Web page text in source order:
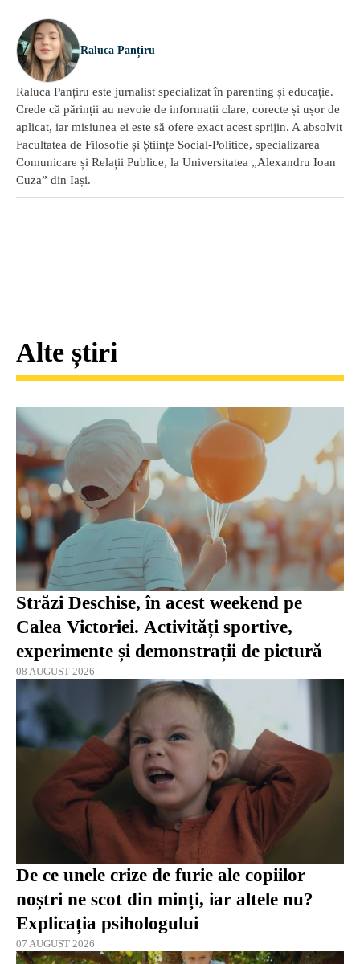
Raluca Panțiru
Raluca Panțiru este jurnalist specializat în parenting și educație.
Crede că părinții au nevoie de informații clare, corecte și ușor de
aplicat, iar misiunea ei este să ofere exact acest sprijin. A absolvit
Facultatea de Filosofie și Științe Social-Politice, specializarea
Comunicare și Relații Publice, la Universitatea „Alexandru Ioan
Cuza” din Iași.
Alte știri
Străzi Deschise, în acest weekend pe
Calea Victoriei. Activități sportive,
experimente și demonstrații de pictură
08 AUGUST 2026
De ce unele crize de furie ale copiilor
noștri ne scot din minți, iar altele nu?
Explicația psihologului
07 AUGUST 2026